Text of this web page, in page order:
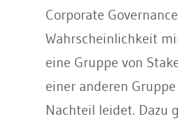
Corporate
Wahrscheinlichkeit
eine Gruppe von
einer anderen
Nachteil leidet. Dazu